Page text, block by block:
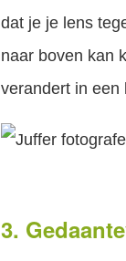
dat je je lens
naar boven kan
verandert in een
3.